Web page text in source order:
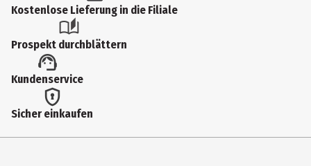
Artikelnummer des Herstellers
Hersteller
Asmodee GmbH
Herstelleradresse
Kostenlose Lieferung in die Filiale
Prospekt durchblättern
Kundenservice
Sicher einkaufen